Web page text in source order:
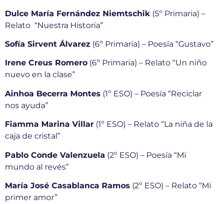
Dulce María Fernández Niemtschik (5º Primaria) –
Relato “Nuestra Historia”
Sofía Sirvent Álvarez (6º Primaria) – Poesía “Gustavo”
Irene Creus Romero (6º Primaria) – Relato “Un niño
nuevo en la clase”
Ainhoa Becerra Montes (1º ESO) – Poesía “Reciclar
nos ayuda”
Fiamma Marina Villar (1º ESO) – Relato “La niña de la
caja de cristal”
Pablo Conde Valenzuela (2º ESO) – Poesía “Mi
mundo al revés”
María José Casablanca Ramos (2º ESO) – Relato “Mi
primer amor”